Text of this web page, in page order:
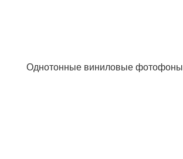
Однотонные виниловые фотофоны